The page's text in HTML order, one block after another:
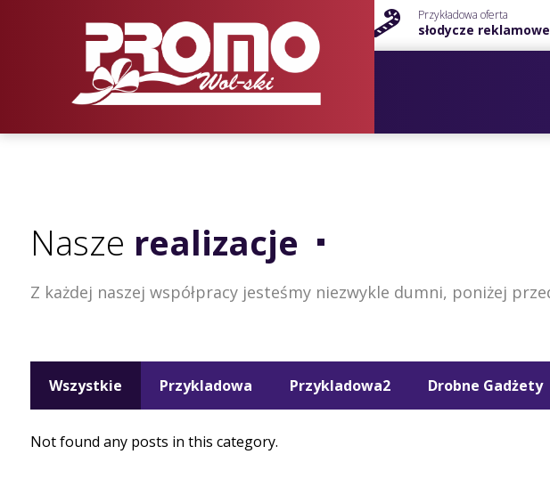
Przykładowa oferta
słodycze reklamowe
Nasze realizacje
Z każdej naszej współpracy jesteśmy niezwykle dumni, poniżej
Wszystkie Przykladowa Przykladowa2 Drobne Gadżety
Not found any posts in this category.